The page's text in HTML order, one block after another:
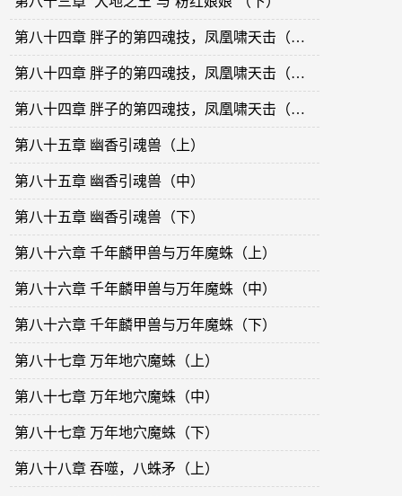
第八十四章 胖子的第四魂技，凤凰啸天击（上）
第八十四章 胖子的第四魂技，凤凰啸天击（中）
第八十四章 胖子的第四魂技，凤凰啸天击（下）
第八十五章 幽香引魂兽（上）
第八十五章 幽香引魂兽（中）
第八十五章 幽香引魂兽（下）
第八十六章 千年麟甲兽与万年魔蛛（上）
第八十六章 千年麟甲兽与万年魔蛛（中）
第八十六章 千年麟甲兽与万年魔蛛（下）
第八十七章 万年地穴魔蛛（上）
第八十七章 万年地穴魔蛛（中）
第八十七章 万年地穴魔蛛（下）
第八十八章 吞噬，八蛛矛（上）